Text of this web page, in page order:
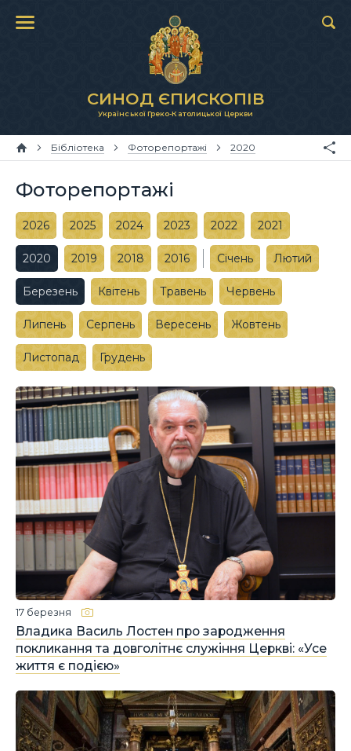
СИНОД ЄПИСКОПІВ
Української Греко-Католицької Церкви
Бібліотека Фоторепортажі 2020
Фоторепортажі
2026 2025 2024 2023 2022 2021
2020 2019 2018 2016 Січень Лютий
Березень Квітень Травень Червень
Липень Серпень Вересень Жовтень
Листопад Грудень
Владика Василь Лостен про зародження
покликання та довголітнє служіння Церкві: «Усе
життя є подією»
17 березня